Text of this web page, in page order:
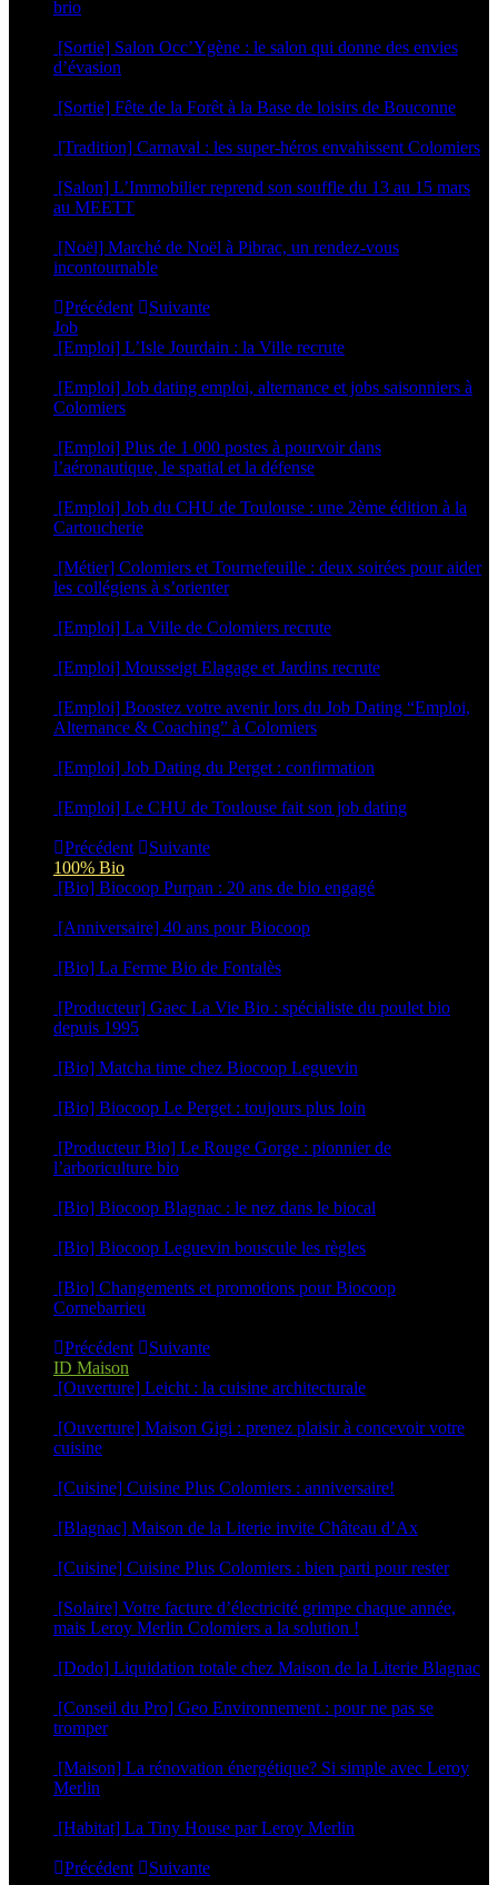
brio
[Sortie] Salon Occ’Ygène : le salon qui donne des envies
d’évasion
[Sortie] Fête de la Forêt à la Base de loisirs de Bouconne
[Tradition] Carnaval : les super-héros envahissent Colomiers
[Salon] L’Immobilier reprend son souffle du 13 au 15 mars
au MEETT
[Noël] Marché de Noël à Pibrac, un rendez-vous
incontournable
Précédent
Suivante
Job
[Emploi] L’Isle Jourdain : la Ville recrute
[Emploi] Job dating emploi, alternance et jobs saisonniers à
Colomiers
[Emploi] Plus de 1 000 postes à pourvoir dans
l’aéronautique, le spatial et la défense
[Emploi] Job du CHU de Toulouse : une 2ème édition à la
Cartoucherie
[Métier] Colomiers et Tournefeuille : deux soirées pour aider
les collégiens à s’orienter
[Emploi] La Ville de Colomiers recrute
[Emploi] Mousseigt Elagage et Jardins recrute
[Emploi] Boostez votre avenir lors du Job Dating “Emploi,
Alternance & Coaching” à Colomiers
[Emploi] Job Dating du Perget : confirmation
[Emploi] Le CHU de Toulouse fait son job dating
Précédent
Suivante
100% Bio
[Bio] Biocoop Purpan : 20 ans de bio engagé
[Anniversaire] 40 ans pour Biocoop
[Bio] La Ferme Bio de Fontalès
[Producteur] Gaec La Vie Bio : spécialiste du poulet bio
depuis 1995
[Bio] Matcha time chez Biocoop Leguevin
[Bio] Biocoop Le Perget : toujours plus loin
[Producteur Bio] Le Rouge Gorge : pionnier de
l’arboriculture bio
[Bio] Biocoop Blagnac : le nez dans le biocal
[Bio] Biocoop Leguevin bouscule les règles
[Bio] Changements et promotions pour Biocoop
Cornebarrieu
Précédent
Suivante
ID Maison
[Ouverture] Leicht : la cuisine architecturale
[Ouverture] Maison Gigi : prenez plaisir à concevoir votre
cuisine
[Cuisine] Cuisine Plus Colomiers : anniversaire!
[Blagnac] Maison de la Literie invite Château d’Ax
[Cuisine] Cuisine Plus Colomiers : bien parti pour rester
[Solaire] Votre facture d’électricité grimpe chaque année,
mais Leroy Merlin Colomiers a la solution !
[Dodo] Liquidation totale chez Maison de la Literie Blagnac
[Conseil du Pro] Geo Environnement : pour ne pas se
tromper
[Maison] La rénovation énergétique? Si simple avec Leroy
Merlin
[Habitat] La Tiny House par Leroy Merlin
Précédent
Suivante